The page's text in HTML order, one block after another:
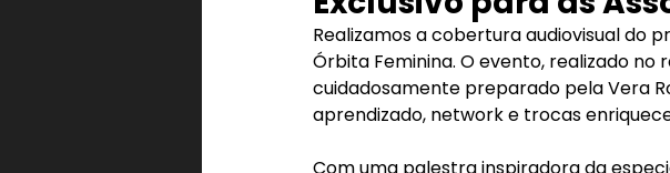
Realizamos a cobertura audiovisual do
Órbita Feminina. O evento, realizado no
cuidadosamente preparado pela Vera
aprendizado, network e trocas